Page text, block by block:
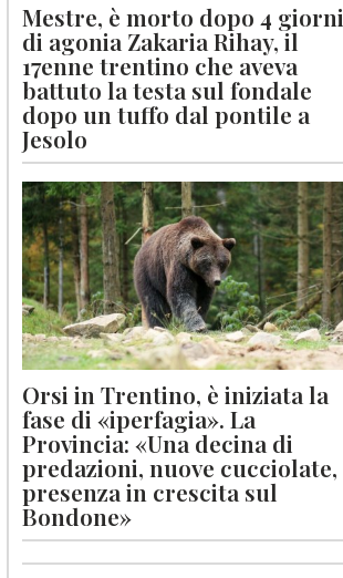
Mestre, è morto dopo 4 giorni
di agonia Zakaria Rihay, il
17enne trentino che aveva
battuto la testa sul fondale
dopo un tuffo dal pontile a
Jesolo
Orsi in Trentino, è iniziata la
fase di «iperfagia». La
Provincia: «Una decina di
predazioni, nuove cucciolate,
presenza in crescita sul
Bondone»